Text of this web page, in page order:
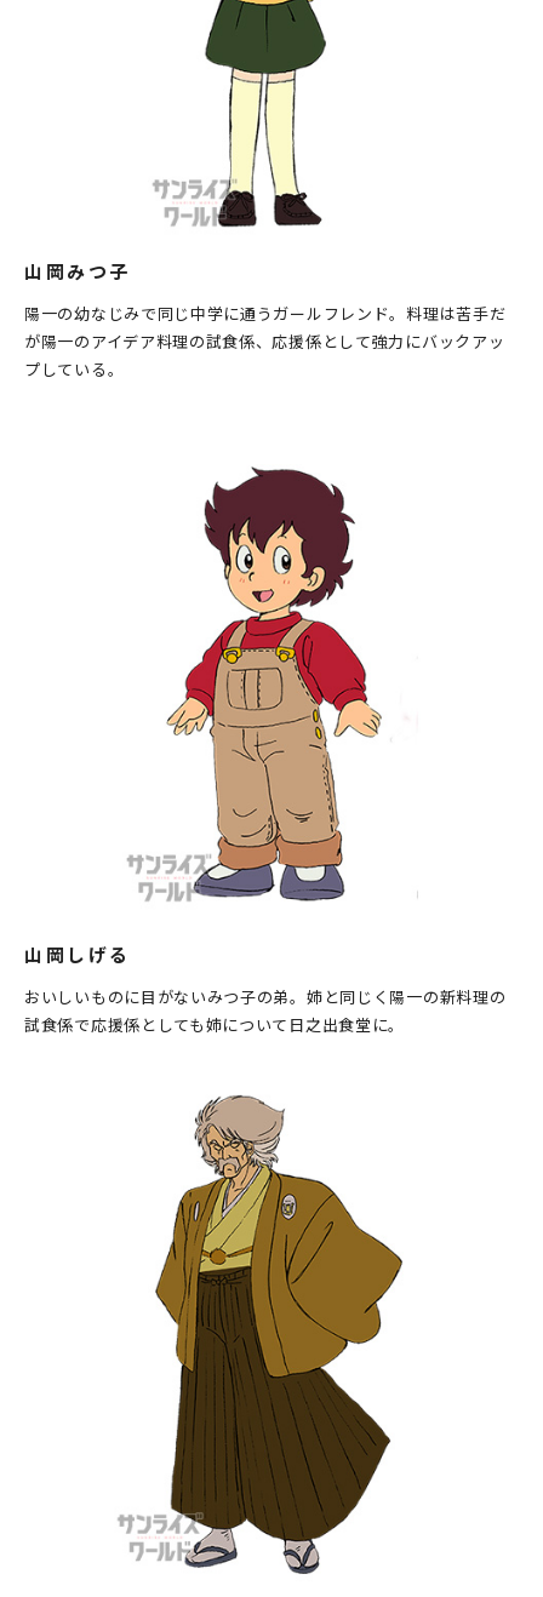
山岡みつ子
陽一の幼なじみで同じ中学に通うガールフレンド。料理は苦手だ
が陽一のアイデア料理の試食係、応援係として強力にバックアッ
プしている。
山岡しげる
おいしいものに目がないみつ子の弟。姉と同じく陽一の新料理の
試食係で応援係としても姉について日之出食堂に。